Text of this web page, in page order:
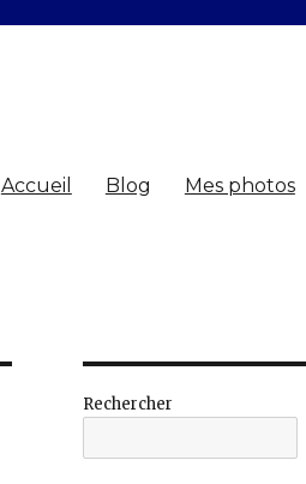
Accueil Blog Mes photos
Rechercher